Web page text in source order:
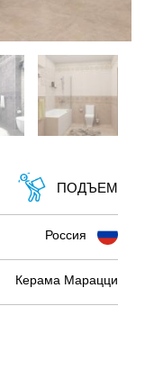
ПОДЪЕМ
Россия
Керама Марацци